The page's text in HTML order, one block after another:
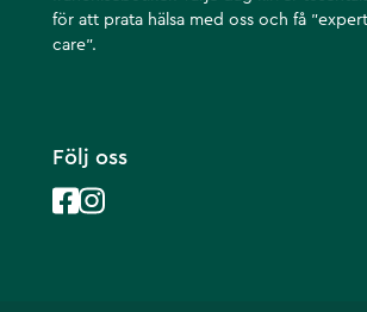
för att prata hälsa med oss och få
care”.
Följ oss